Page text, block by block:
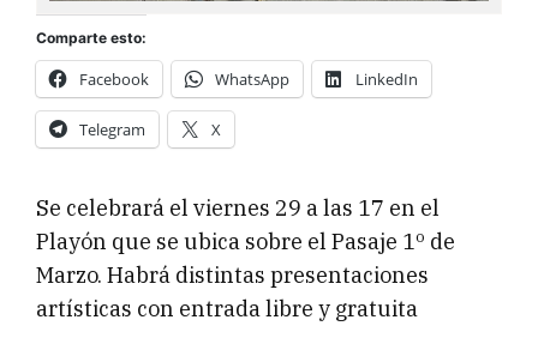
Comparte esto:
Facebook WhatsApp LinkedIn
Telegram X
Se celebrará el viernes 29 a las 17 en el
Playón que se ubica sobre el Pasaje 1º de
Marzo. Habrá distintas presentaciones
artísticas con entrada libre y gratuita